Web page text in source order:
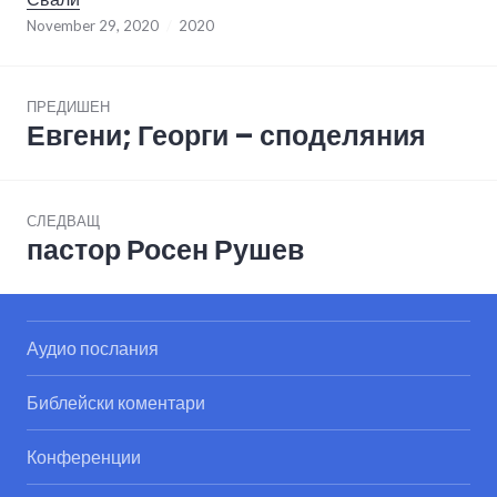
November 29, 2020 2020
navigation
ПРЕДИШЕН
Previous
Евгени; Георги – споделяния
СЛЕДВАЩ
Next
пастор Росен Рушев
Аудио послания
Библейски коментари
Конференции